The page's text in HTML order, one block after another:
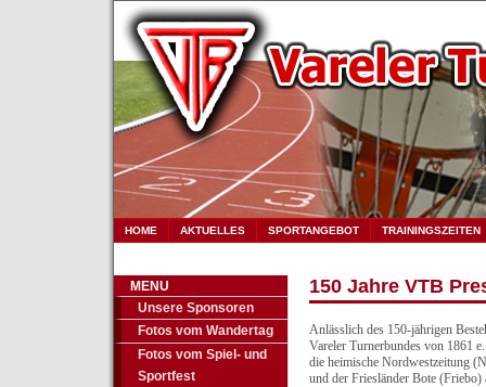
HOME AKTUELLES SPORTANGEBOT TRAININGSZEITEN
MENU
Unsere Sponsoren
Fotos vom Wandertag
Fotos vom Spiel- und
Sportfest
150 Jahre VTB
Anlässlich des 150-jährigen
Vareler Turnerbundes von 1861
die heimische Nordwestzeitung
und der Friesländer Bote